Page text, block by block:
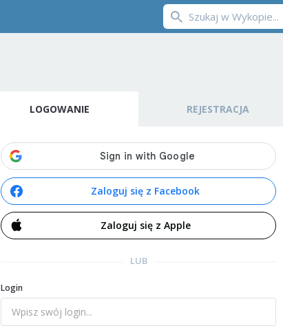
LOGOWANIE REJESTRACJA
Zaloguj się z Facebook
Zaloguj się z Apple
LUB
Login